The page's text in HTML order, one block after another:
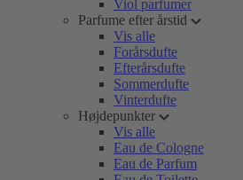
Viol parfumer
Parfume efter årstid
Vis alle
Forårsdufte
Efterårsdufte
Sommerdufte
Vinterdufte
Højdepunkter
Vis alle
Eau de Cologne
Eau de Parfum